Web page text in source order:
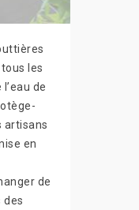
les
de
artisans
en
de
des